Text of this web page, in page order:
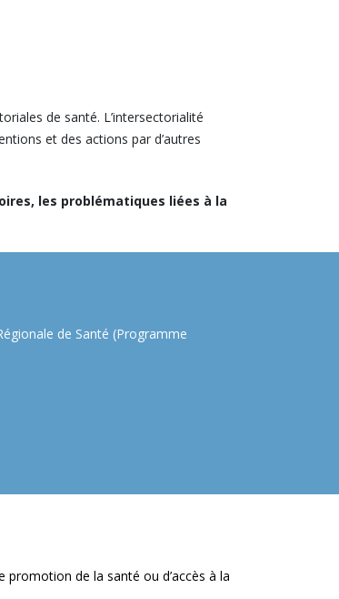
de santé. L’intersectorialité
et des actions par d’autres
les problématiques liées à la
de Santé (Programme
promotion de la santé ou d’accès à la